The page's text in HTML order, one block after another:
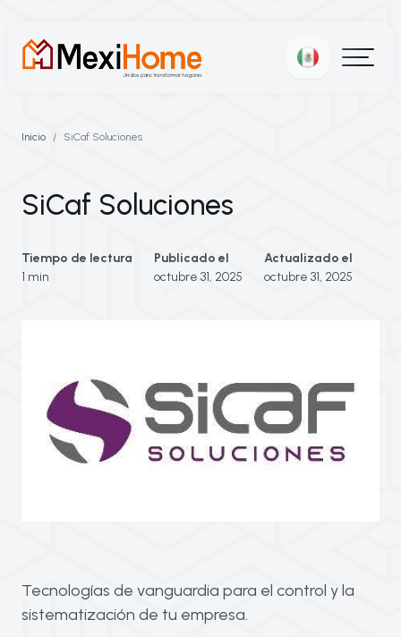
Inicio SiCaf Soluciones
SiCaf Soluciones
Tiempo de lectura
1 min
Publicado el
octubre 31, 2025
Actualizado el
octubre 31, 2025
Tecnologías de vanguardia para el control y la
sistematización de tu empresa.